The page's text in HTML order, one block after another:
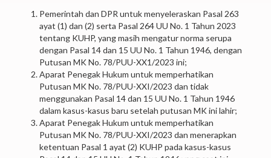
Pemerintah dan DPR untuk menyeleraskan Pasal 263
ayat (1) dan (2) serta Pasal 264 UU No. 1 Tahun 2023
tentang KUHP, yang masih mengatur norma serupa
dengan Pasal 14 dan 15 UU No. 1 Tahun 1946, dengan
Putusan MK No. 78/PUU-XX1/2023 ini;
Aparat Penegak Hukum untuk memperhatikan
Putusan MK No. 78/PUU-XXI/2023 dan tidak
menggunakan Pasal 14 dan 15 UU No. 1 Tahun 1946
dalam kasus-kasus baru setelah putusan MK ini lahir;
Aparat Penegak Hukum untuk memperhatikan
Putusan MK No. 78/PUU-XXI/2023 dan menerapkan
ketentuan Pasal 1 ayat (2) KUHP pada kasus-kasus